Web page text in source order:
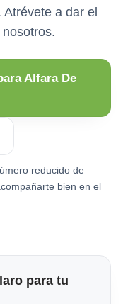
a dar el
Alfara De
reducido de
bien en el
para tu